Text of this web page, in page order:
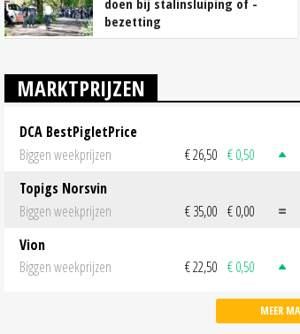
doen bij stalinsluiping of -
bezetting
MARKTPRIJZEN
DCA BestPigletPrice
Biggen weekprijzen
€ 26,50 € 0,50
Topigs Norsvin
Biggen weekprijzen
€ 35,00 € 0,00
Vion
Biggen weekprijzen
€ 22,50 € 0,50
MEER